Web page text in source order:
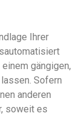
Ihrer
gängigen,
Sofern
anderen
soweit es